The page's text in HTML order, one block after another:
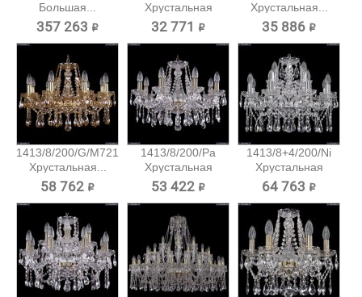
Большая...
357 263 ₽
Хрустальная
подвесная...
32 771 ₽
Хрустальная...
35 886 ₽
1413/8/200/G/M721
Хрустальная...
58 762 ₽
1413/8/200/Pa
Хрустальная
подвесная...
53 422 ₽
1413/8+4/200/Ni
Хрустальная
подвесная...
64 763 ₽